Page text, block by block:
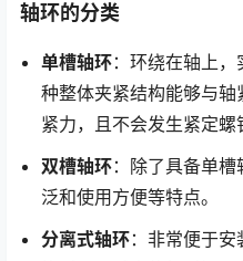
轴环的分类
单槽轴环：环绕在轴上
种整体夹紧结构能够与
紧力，且不会发生紧定螺
双槽轴环：除了具备单
泛和使用方便等特点。
分离式轴环：非常便于